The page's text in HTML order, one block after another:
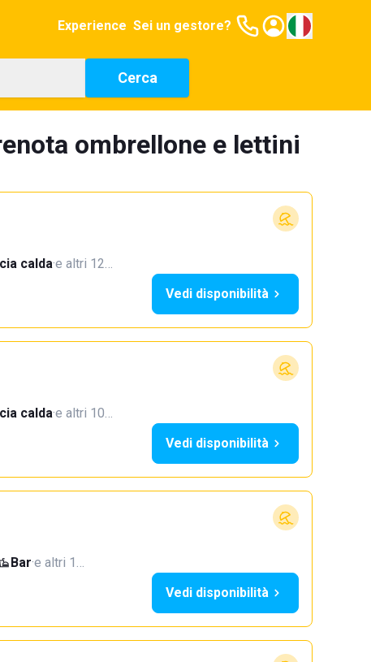
Experience Sei un gestore?
Cerca
ombrellone e lettini
calda·e altri 12…
Vedi disponibilità
calda·e altri 10…
Vedi disponibilità
Bar·e altri 1…
Vedi disponibilità